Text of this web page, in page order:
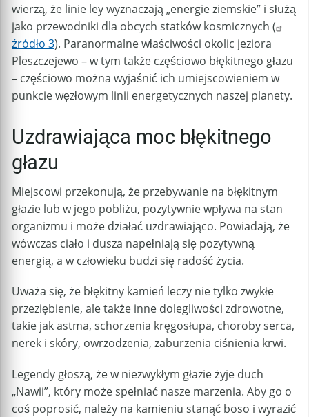
wierzą, że linie ley wyznaczają „energie ziemskie” i służą
jako przewodniki dla obcych statków kosmicznych (
źródło 3). Paranormalne właściwości okolic jeziora
Pleszczejewo – w tym także częściowo błękitnego głazu
– częściowo można wyjaśnić ich umiejscowieniem w
punkcie węzłowym linii energetycznych naszej planety.
Uzdrawiająca moc błękitnego
głazu
Miejscowi przekonują, że przebywanie na błękitnym
głazie lub w jego pobliżu, pozytywnie wpływa na stan
organizmu i może działać uzdrawiająco. Powiadają, że
wówczas ciało i dusza napełniają się pozytywną
energią, a w człowieku budzi się radość życia.
Uważa się, że błękitny kamień leczy nie tylko zwykłe
przeziębienie, ale także inne dolegliwości zdrowotne,
takie jak astma, schorzenia kręgosłupa, choroby serca,
nerek i skóry, owrzodzenia, zaburzenia ciśnienia krwi.
Legendy głoszą, że w niezwykłym głazie żyje duch
„Nawii”, który może spełniać nasze marzenia. Aby go o
coś poprosić, należy na kamieniu stanąć boso i wyrazić